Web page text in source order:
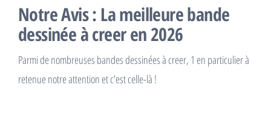
Notre Avis : La meilleure bande
dessinée à creer en 2026
Parmi de nombreuses bandes dessinées à creer, 1 en particulier à
retenue notre attention et c’est celle-là !